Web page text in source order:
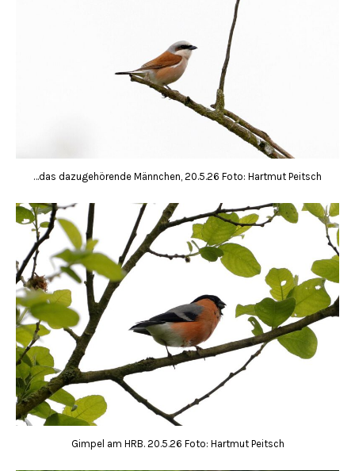
…das dazugehörende Männchen, 20.5.26 Foto: Hartmut Peitsch
Gimpel am HRB. 20.5.26 Foto: Hartmut Peitsch